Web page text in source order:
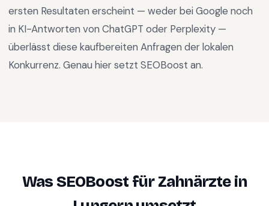
ersten Resultaten erscheint — weder bei Google noch
in KI-Antworten von ChatGPT oder Perplexity —
überlässt diese kaufbereiten Anfragen der lokalen
Konkurrenz. Genau hier setzt SEOBoost an.
Was SEOBoost fürZahnärztein